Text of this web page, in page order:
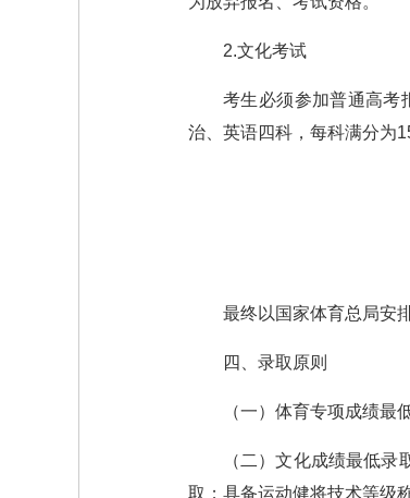
2.文化考试
考生必须参加普通高考
治、英语四科，每科满分为
最终以国家体育总局安
四、录取原则
（一）体育专项成绩最
（二）文化成绩最低
取；具备运动健将技术等级